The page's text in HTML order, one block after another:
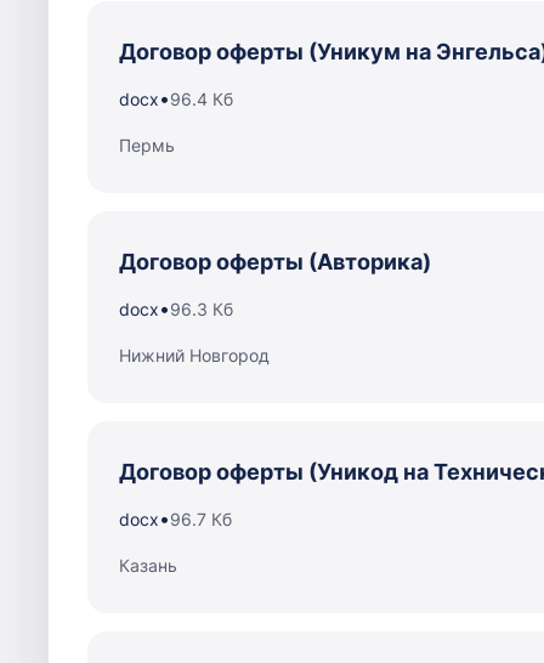
Договор оферты (Уникум на
docx•96.4 Кб
Пермь
Договор оферты (Авторика)
docx•96.3 Кб
Нижний Новгород
Договор оферты (Уникод на
docx•96.7 Кб
Казань